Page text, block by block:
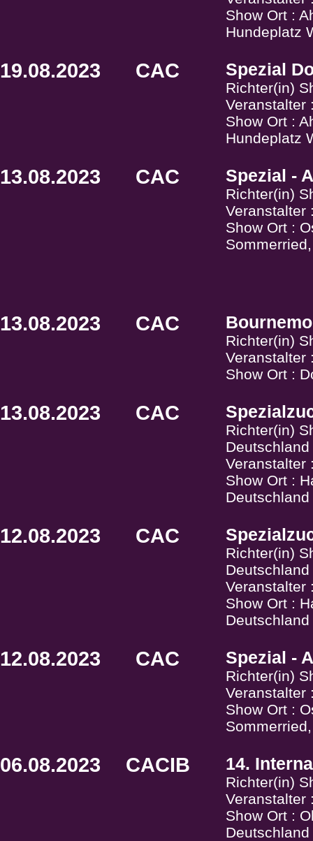
Show Ort :
Hundeplatz
19.08.2023 CAC Spezial
Richter(in)
Veranstalter
Show Ort :
Hundeplatz
13.08.2023 CAC Spezial -
Richter(in)
Veranstalter
Show Ort :
13.08.2023 CAC
Richter(in)
Veranstalter
Show Ort :
13.08.2023 CAC
Richter(in)
Deutschland
Veranstalter
Show Ort :
Deutschland
12.08.2023 CAC
Richter(in)
Deutschland
Veranstalter
Show Ort :
Deutschland
12.08.2023 CAC Spezial -
Richter(in)
Veranstalter
Show Ort :
06.08.2023 CACIB 14.
Richter(in)
Veranstalter
Show Ort :
Deutschland